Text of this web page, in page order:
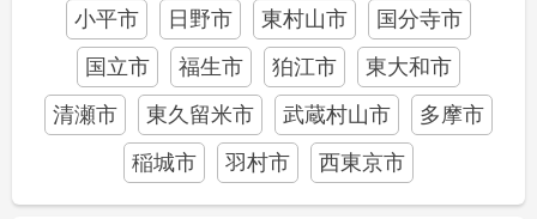
小平市
日野市 東村山市
国分寺市
国立市
福生市 狛江市
東大和市
清瀬市
東久留米市 武蔵村山市
多摩市
稲城市
羽村市 西東京市